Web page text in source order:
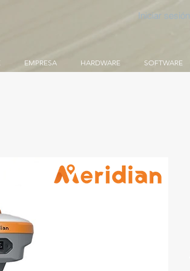
Iniciar sesión
EMPRESA HARDWARE SOFTWARE